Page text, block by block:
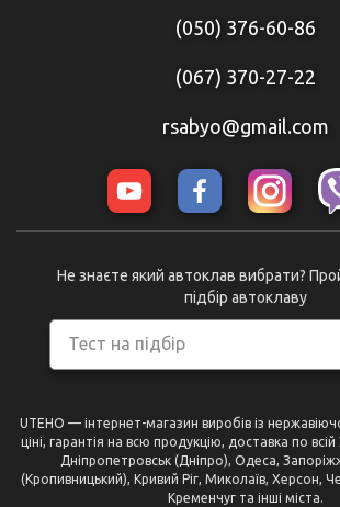
(050) 376-60-86
(067) 370-27-22
rsabyo@gmail.com
Тест на підбір
Не знаєте який автоклав вибрати?
підбір автоклаву
UTEHO — інтернет-магазин виробів із
ціні, гарантія на всю продукцію, доставка по всій
Дніпропетровськ (Дніпро), Одеса,
(Кропивницький), Кривий Ріг, Миколаїв, Херсон,
Кременчуг та інші міста.